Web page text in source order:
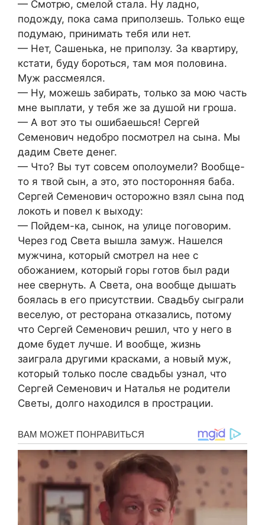
— Смотрю, смелой стала. Ну ладно,
подожду, пока сама приползешь. Только еще
подумаю, принимать тебя или нет.
— Нет, Сашенька, не приползу. За квартиру,
кстати, буду бороться, там моя половина.
Муж рассмеялся.
— Ну, можешь забирать, только за мою часть
мне выплати, у тебя же за душой ни гроша.
— А вот это ты ошибаешься! Сергей
Семенович недобро посмотрел на сына. Мы
дадим Свете денег.
— Что? Вы тут совсем ополоумели? Вообще-
то я твой сын, а это, это посторонняя баба.
Сергей Семенович осторожно взял сына под
локоть и повел к выходу:
— Пойдем-ка, сынок, на улице поговорим.
Через год Света вышла замуж. Нашелся
мужчина, который смотрел на нее с
обожанием, который горы готов был ради
нее свернуть. А Света, она вообще дышать
боялась в его присутствии. Свадьбу сыграли
веселую, от ресторана отказались, потому
что Сергей Семенович решил, что у него в
доме будет лучше. И вообще, жизнь
заиграла другими красками, а новый муж,
который только после свадьбы узнал, что
Сергей Семенович и Наталья не родители
Светы, долго находился в прострации.